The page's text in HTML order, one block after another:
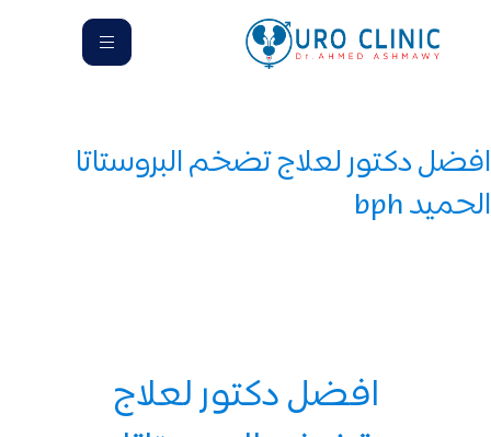
افضل دكتور لعلاج تضخم البروستاتا
الحميد bph
افضل دكتور لعلاج